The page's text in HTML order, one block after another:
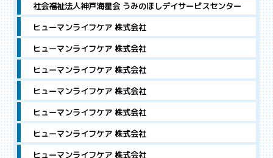
社会福祉法人神戸海星会 うみのほしデイサービスセンター
ヒューマンライフケア 株式会社
ヒューマンライフケア 株式会社
ヒューマンライフケア 株式会社
ヒューマンライフケア 株式会社
ヒューマンライフケア 株式会社
ヒューマンライフケア 株式会社
ヒューマンライフケア 株式会社